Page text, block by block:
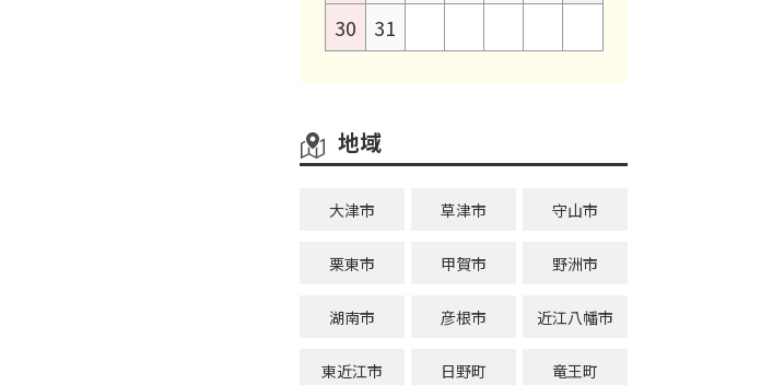
30
31
地域
大津市 草津市 守山市
栗東市 甲賀市 野洲市
湖南市 彦根市 近江八幡市
東近江市 日野町 竜王町